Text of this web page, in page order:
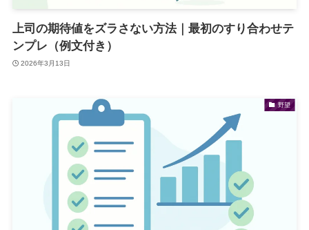
上司の期待値をズラさない方法｜最初のすり合わせテ
ンプレ（例文付き）
2026年3月13日
野望